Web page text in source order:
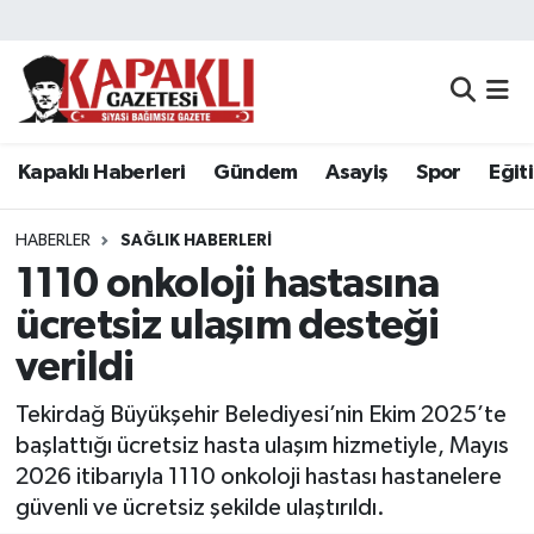
Kapaklı Haberleri Gündem Asayiş Spor
HABERLER SAĞLIK HABERLERI
1110 onkoloji hastasına
ücretsiz ulaşım desteği
verildi
Tekirdağ Büyükşehir Belediyesi’nin Ekim 2025’te
başlattığı ücretsiz hasta ulaşım hizmetiyle, Mayıs
2026 itibarıyla 1110 onkoloji hastası hastanelere
güvenli ve ücretsiz şekilde ulaştırıldı.
Kapaklı Haberleri
Asayiş
Spor
Eğitim
Resmi Reklamlar
Tekirdağ
Tekirdağ Nöbetçi Eczaneler
Tekirdağ Namaz Vakitleri
Tekirdağ Trafik Yoğunluk Haritası
Süper Lig Puan Durumu ve Fikstür
Son Dakika Haberleri
Haber Arşivi